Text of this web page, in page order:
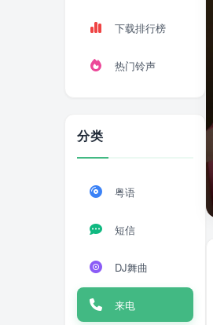
下载排行榜
热门铃声
分类
粤语
短信
DJ舞曲
来电